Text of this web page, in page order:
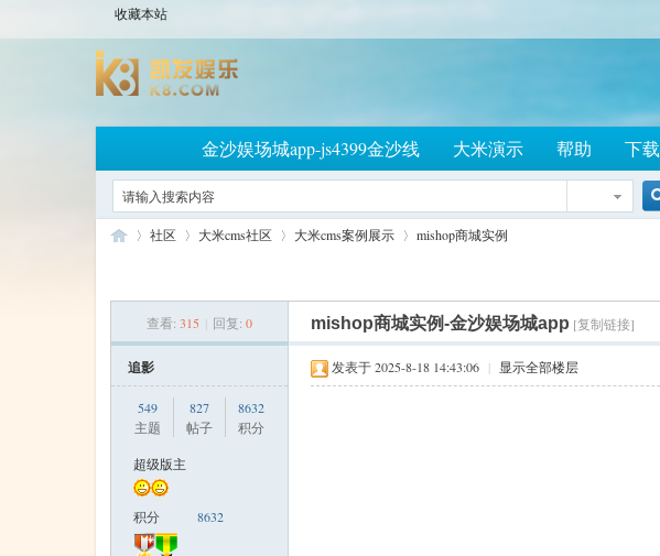
收藏本站
金沙娱场城app-js4399金沙线 大米演示 帮助 下载
社区
›
大米cms社区 大米cms案例展示
›
mishop商城实例
查看: 315 回复: 0 mishop商城实例-金沙娱场城app [复制链接]
追影
549
主题
827
帖子
8632
积分
超级版主
积分 8632
发表于 2025-8-18 14:43:06 | 显示全部楼层